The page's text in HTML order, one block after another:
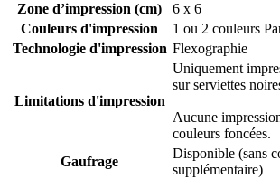
En choisissant nos serviettes personnalisées,
valeur sûre ! Nous ne faisons jamais de
présentation ou l’impact visuel de votre
seulement notre parole pour argent comptant –
La qualité de ces serviettes est imbattable, et
personnalisation sont fantastiques ! La
le service client irréprochable. Je recommande
Carter, Propriétaire de Restaurant
Zone d’impression (cm)
6 x 6
Couleurs d'impression
1 ou 2 couleurs
Technologie d'impression Flexographie
Limitations d'impression
Uniquement
sur serviettes
Aucune
couleurs foncées.
Gaufrage
Disponible (sans
supplémentaire)